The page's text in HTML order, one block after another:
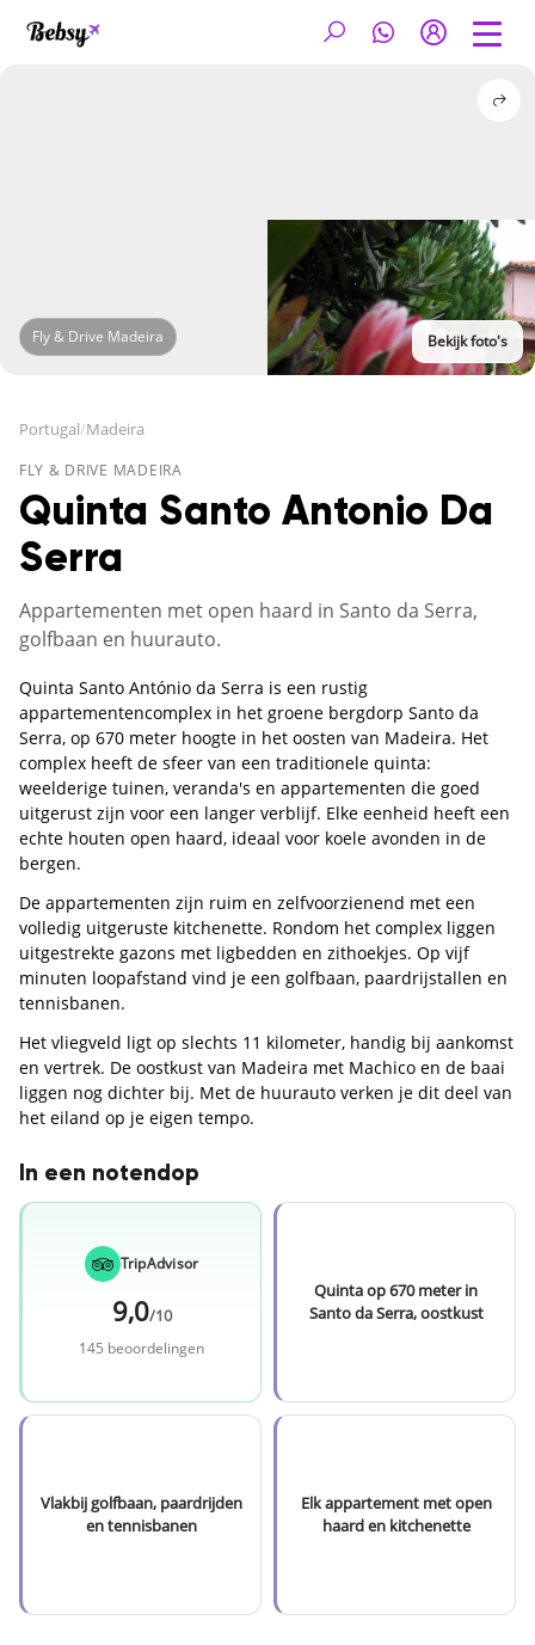
Fly & Drive Madeira Bekijk foto's
Portugal/Madeira
FLY & DRIVE MADEIRA
Quinta Santo Antonio Da
Serra
Appartementen met open haard in Santo da Serra,
golfbaan en huurauto.
Quinta Santo António da Serra is een rustig
appartementencomplex in het groene bergdorp Santo da
Serra, op 670 meter hoogte in het oosten van Madeira. Het
complex heeft de sfeer van een traditionele quinta:
weelderige tuinen, veranda's en appartementen die goed
uitgerust zijn voor een langer verblijf. Elke eenheid heeft een
echte houten open haard, ideaal voor koele avonden in de
bergen.
De appartementen zijn ruim en zelfvoorzienend met een
volledig uitgeruste kitchenette. Rondom het complex liggen
uitgestrekte gazons met ligbedden en zithoekjes. Op vijf
minuten loopafstand vind je een golfbaan, paardrijstallen en
tennisbanen.
Het vliegveld ligt op slechts 11 kilometer, handig bij aankomst
en vertrek. De oostkust van Madeira met Machico en de baai
liggen nog dichter bij. Met de huurauto verken je dit deel van
het eiland op je eigen tempo.
In een notendop
TripAdvisor
9,0/10
145 beoordelingen
Quinta op 670 meter in
Santo da Serra, oostkust
Vlakbij golfbaan, paardrijden
en tennisbanen
Elk appartement met open
haard en kitchenette